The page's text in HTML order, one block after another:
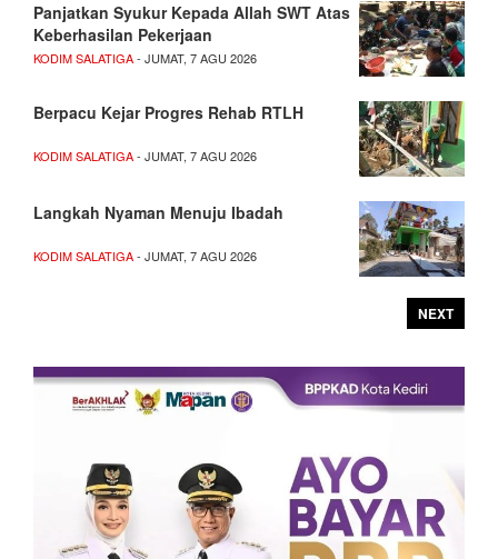
Panjatkan Syukur Kepada Allah SWT Atas
Keberhasilan Pekerjaan
KODIM SALATIGA- JUMAT, 7 AGU 2026
Berpacu Kejar Progres Rehab RTLH
KODIM SALATIGA- JUMAT, 7 AGU 2026
Langkah Nyaman Menuju Ibadah
KODIM SALATIGA- JUMAT, 7 AGU 2026
NEXT